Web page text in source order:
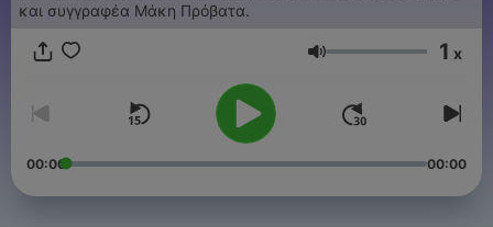
και συγγραφέα Μάκη Πρόβατα.
Ένταση 1 x
00:00 00:00